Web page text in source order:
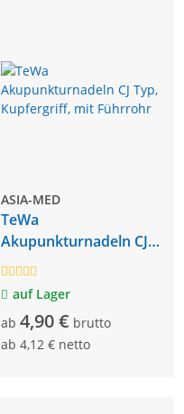
ASIA-MED
TeWa
Akupunkturnadeln CJ
Typ, Kupfergriff, mit
Führrohr
auf Lager
ab 4,90 € brutto
ab 4,12 € netto